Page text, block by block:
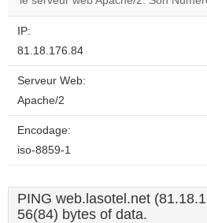
IP:
81.18.176.84
Serveur Web:
Apache/2
Encodage:
iso-8859-1
PING web.lasotel.net
56(84) bytes of data.